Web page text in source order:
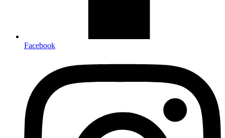
Facebook